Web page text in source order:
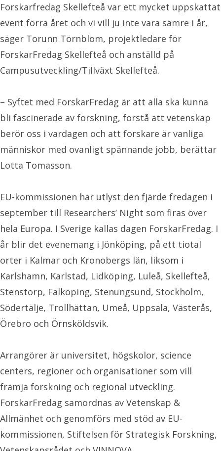
Forskarfredag Skellefteå var ett mycket uppskattat
event förra året och vi vill ju inte vara sämre i år,
säger Torunn Törnblom, projektledare för
ForskarFredag Skellefteå och anställd på
Campusutveckling/Tillväxt Skellefteå.
– Syftet med ForskarFredag är att alla ska kunna
bli fascinerade av forskning, förstå att vetenskap
berör oss i vardagen och att forskare är vanliga
människor med ovanligt spännande jobb, berättar
Lotta Tomasson.
EU-kommissionen har utlyst den fjärde fredagen i
september till Researchers’ Night som firas över
hela Europa. I Sverige kallas dagen ForskarFredag. I
år blir det evenemang i Jönköping, på ett tiotal
orter i Kalmar och Kronobergs län, liksom i
Karlshamn, Karlstad, Lidköping, Luleå, Skellefteå,
Stenstorp, Falköping, Stenungsund, Stockholm,
Södertälje, Trollhättan, Umeå, Uppsala, Västerås,
Örebro och Örnsköldsvik.
Arrangörer är universitet, högskolor, science
centers, regioner och organisationer som vill
främja forskning och regional utveckling.
ForskarFredag samordnas av Vetenskap &
Allmänhet och genomförs med stöd av EU-
kommissionen, Stiftelsen för Strategisk Forskning,